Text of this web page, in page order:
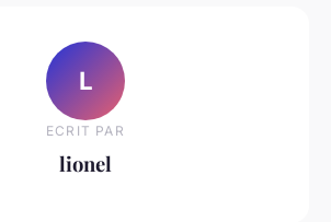
L
ECRIT PAR
lionel